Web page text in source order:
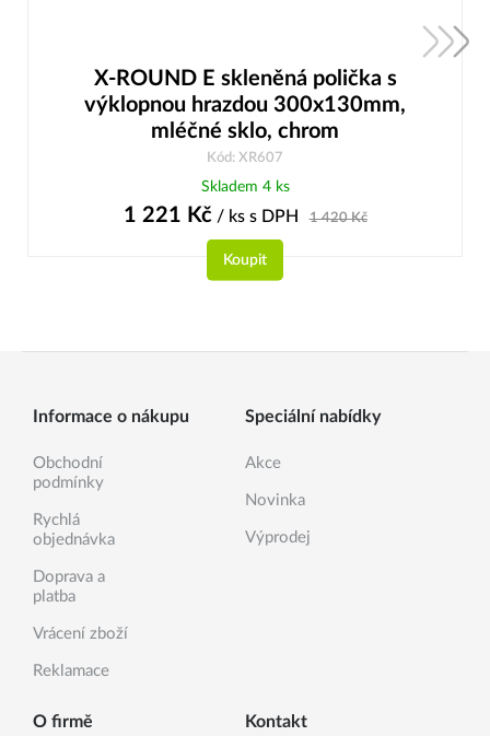
X-ROUND E skleněná polička s
výklopnou hrazdou 300x130mm,
mléčné sklo, chrom
Kód: XR607
Skladem 4 ks
1 221 Kč/ ks s DPH 1 420Kč
Koupit
Informace o nákupu
Obchodní
podmínky
Rychlá
objednávka
Doprava a
platba
Vrácení zboží
Reklamace
Speciální nabídky
Akce
Novinka
Výprodej
O firmě Kontakt